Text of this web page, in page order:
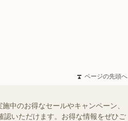
ページの先頭へ
中のお得なセールやキャンペーン、
いただけます。お得な情報をぜひご